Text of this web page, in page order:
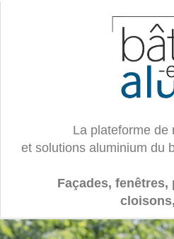
La plateforme de
et solutions aluminium du
Façades,